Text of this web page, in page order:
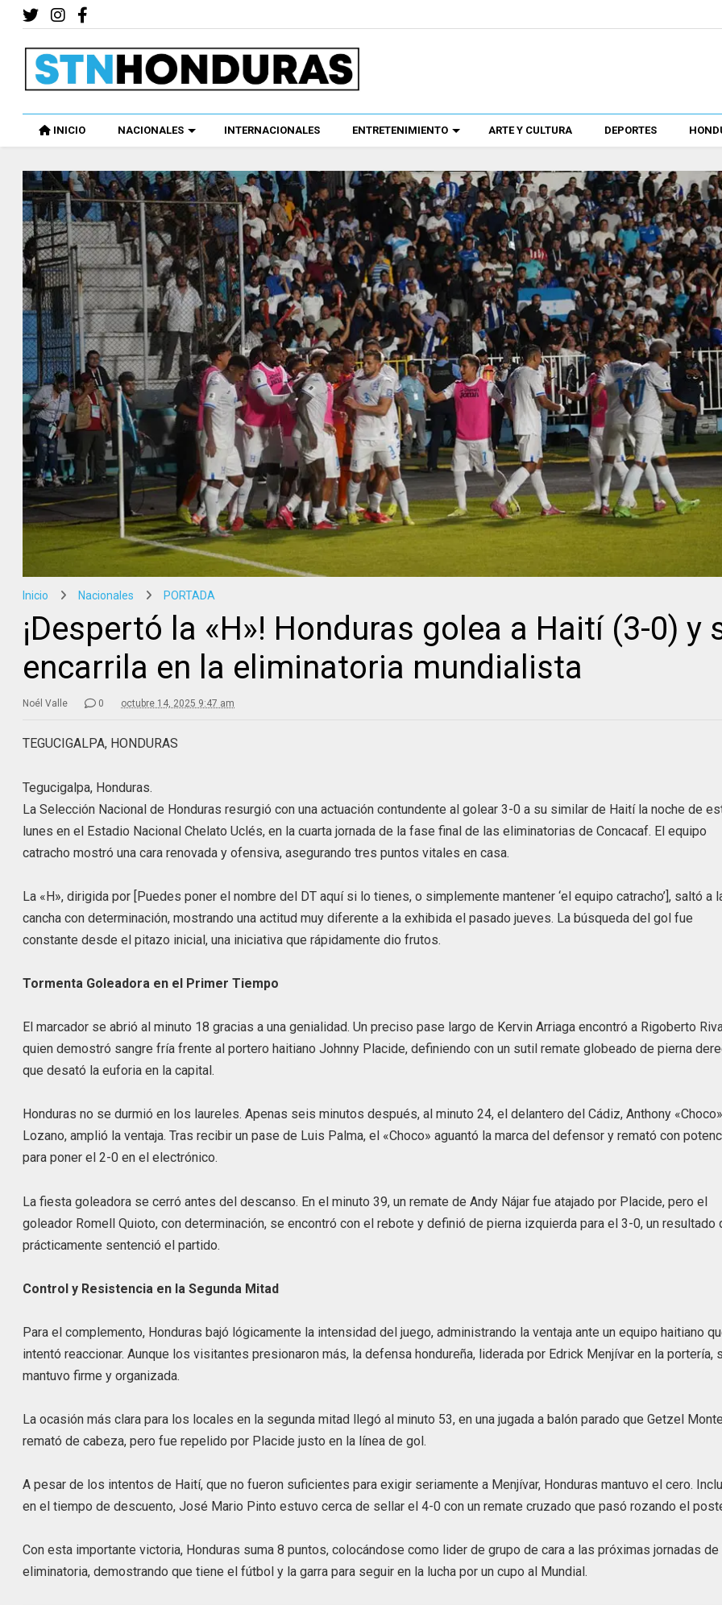
INICIO NACIONALES INTERNACIONALES ENTRETENIMIENTO ARTE Y CULTURA DEPORTES
Inicio Nacionales PORTADA
¡Despertó la «H»! Honduras golea a Haití (3-0) y
encarrila en la eliminatoria mundialista
Noél Valle 0 octubre 14, 2025 9:47 am
TEGUCIGALPA, HONDURAS
Tegucigalpa, Honduras.
La Selección Nacional de Honduras resurgió con una actuación contundente al golear 3-0 a su similar de Haití la noche de
lunes en el Estadio Nacional Chelato Uclés, en la cuarta jornada de la fase final de las eliminatorias de Concacaf. El equipo
catracho mostró una cara renovada y ofensiva, asegurando tres puntos vitales en casa.
La «H», dirigida por [Puedes poner el nombre del DT aquí si lo tienes, o simplemente mantener ‘el equipo catracho’], saltó a
cancha con determinación, mostrando una actitud muy diferente a la exhibida el pasado jueves. La búsqueda del gol fue
constante desde el pitazo inicial, una iniciativa que rápidamente dio frutos.
Tormenta Goleadora en el Primer Tiempo
El marcador se abrió al minuto 18 gracias a una genialidad. Un preciso pase largo de Kervin Arriaga encontró a Rigoberto
quien demostró sangre fría frente al portero haitiano Johnny Placide, definiendo con un sutil remate globeado de pierna
que desató la euforia en la capital.
Honduras no se durmió en los laureles. Apenas seis minutos después, al minuto 24, el delantero del Cádiz, Anthony «Choco»
Lozano, amplió la ventaja. Tras recibir un pase de Luis Palma, el «Choco» aguantó la marca del defensor y remató con
para poner el 2-0 en el electrónico.
La fiesta goleadora se cerró antes del descanso. En el minuto 39, un remate de Andy Nájar fue atajado por Placide, pero el
goleador Romell Quioto, con determinación, se encontró con el rebote y definió de pierna izquierda para el 3-0, un resultado
prácticamente sentenció el partido.
Control y Resistencia en la Segunda Mitad
Para el complemento, Honduras bajó lógicamente la intensidad del juego, administrando la ventaja ante un equipo haitiano
intentó reaccionar. Aunque los visitantes presionaron más, la defensa hondureña, liderada por Edrick Menjívar en la portería,
mantuvo firme y organizada.
La ocasión más clara para los locales en la segunda mitad llegó al minuto 53, en una jugada a balón parado que Getzel
remató de cabeza, pero fue repelido por Placide justo en la línea de gol.
A pesar de los intentos de Haití, que no fueron suficientes para exigir seriamente a Menjívar, Honduras mantuvo el cero.
en el tiempo de descuento, José Mario Pinto estuvo cerca de sellar el 4-0 con un remate cruzado que pasó rozando el
Con esta importante victoria, Honduras suma 8 puntos, colocándose como lider de grupo de cara a las próximas jornadas de
eliminatoria, demostrando que tiene el fútbol y la garra para seguir en la lucha por un cupo al Mundial.